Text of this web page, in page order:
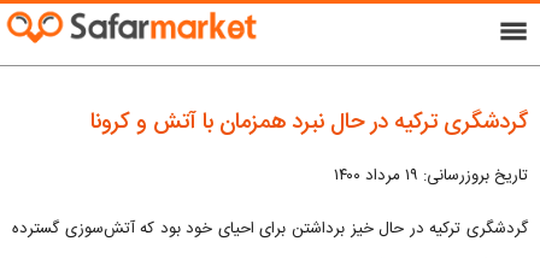
menu
گردشگری ترکیه در حال نبرد همزمان با آتش و کرونا
تاریخ بروزرسانی: ۱۹ مرداد ۱۴۰۰
گردشگری ترکیه در حال خیز برداشتن برای احیای خود بود که آتش‌سوزی گسترده